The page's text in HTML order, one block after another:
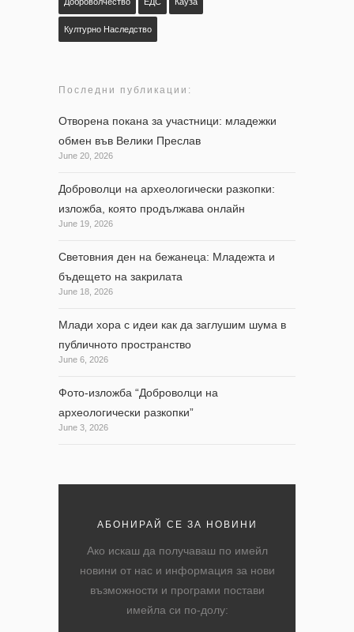
Културно Наследство
Последни публикации:
Отворена покана за участници: младежки
обмен във Велики Преслав
June 20, 2026
Доброволци на археологически разкопки:
изложба, която продължава онлайн
June 19, 2026
Световния ден на бежанеца: Младежта и
бъдещето на закрилата
June 18, 2026
Млади хора с идеи как да заглушим шума в
публичното пространство
June 6, 2026
Фото-изложба “Доброволци на
археологически разкопки”
June 3, 2026
АБОНИРАЙ СЕ ЗА НОВИНИ
Ако искаш да получаваш по имейл
новини от нас и информация за нови
възможности и програми постави
имейла си по-долу: